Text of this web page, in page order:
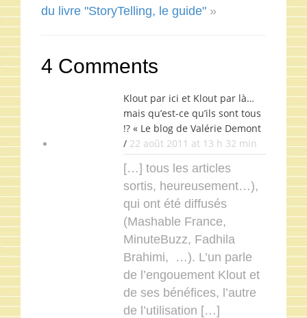
du livre "StoryTelling, le guide" »
4 Comments
Klout par ici et Klout par là…
mais qu’est-ce qu’ils sont tous
!? « Le blog de Valérie Demont
/ 22 août 2011 at 13 h 32 min
[…] tous les articles
sortis, heureusement…),
qui ont été diffusés
(Mashable France,
MinuteBuzz, Fadhila
Brahimi, …). L’un parle
de l’engouement Klout et
de ses bénéfices, l’autre
de l’utilisation […]